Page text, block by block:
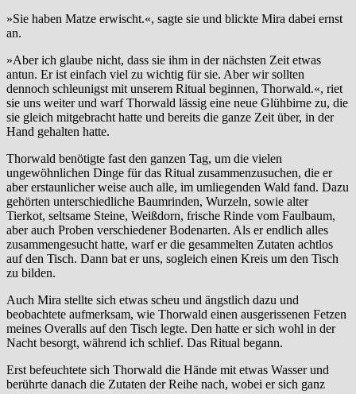
»Sie haben Matze erwischt.«, sagte sie und blickte Mira dabei ernst
an.
»Aber ich glaube nicht, dass sie ihm in der nächsten Zeit etwas
antun. Er ist einfach viel zu wichtig für sie. Aber wir sollten
dennoch schleunigst mit unserem Ritual beginnen, Thorwald.«, riet
sie uns weiter und warf Thorwald lässig eine neue Glühbirne zu, die
sie gleich mitgebracht hatte und bereits die ganze Zeit über, in der
Hand gehalten hatte.
Thorwald benötigte fast den ganzen Tag, um die vielen
ungewöhnlichen Dinge für das Ritual zusammenzusuchen, die er
aber erstaunlicher weise auch alle, im umliegenden Wald fand. Dazu
gehörten unterschiedliche Baumrinden, Wurzeln, sowie alter
Tierkot, seltsame Steine, Weißdorn, frische Rinde vom Faulbaum,
aber auch Proben verschiedener Bodenarten. Als er endlich alles
zusammengesucht hatte, warf er die gesammelten Zutaten achtlos
auf den Tisch. Dann bat er uns, sogleich einen Kreis um den Tisch
zu bilden.
Auch Mira stellte sich etwas scheu und ängstlich dazu und
beobachtete aufmerksam, wie Thorwald einen ausgerissenen Fetzen
meines Overalls auf den Tisch legte. Den hatte er sich wohl in der
Nacht besorgt, während ich schlief. Das Ritual begann.
Erst befeuchtete sich Thorwald die Hände mit etwas Wasser und
berührte danach die Zutaten der Reihe nach, wobei er sich ganz